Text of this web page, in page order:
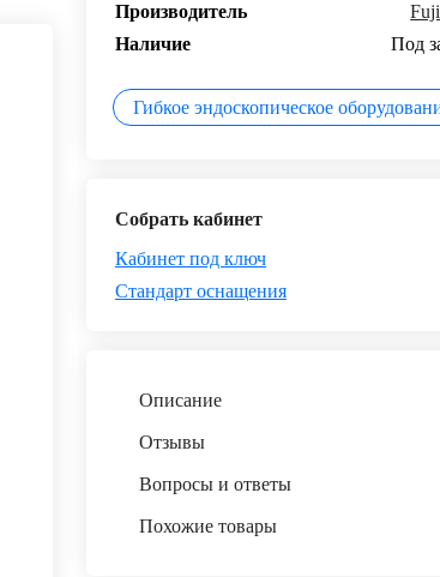
Производитель
Наличие
Под
Гибкое эндоскопическое
Собрать кабинет
Кабинет под ключ
Стандарт оснащения
Описание
Отзывы
Вопросы и ответы
Похожие товары